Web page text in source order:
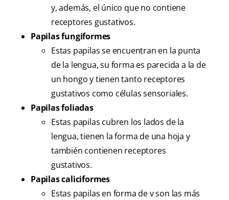
y, además, el único que no contiene
receptores gustativos.
Papilas fungiformes
Estas papilas se encuentran en la punta
de la lengua, su forma es parecida a la de
un hongo y tienen tanto receptores
gustativos como células sensoriales.
Papilas foliadas
Estas papilas cubren los lados de la
lengua, tienen la forma de una hoja y
también contienen receptores
gustativos.
Papilas caliciformes
Estas papilas en forma de v son las más